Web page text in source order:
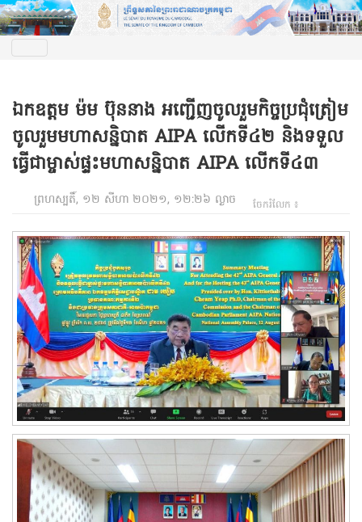
ឯកឧត្តម ម៉ម ប៊ុននាង អញ្ជើញចូលរួមកិច្ចប្រជុំត្រៀម
ចូលរួមមហាសន្និបាត AIPA លើកទី៤២ និងទទួល
ធ្វើជាម្ចាស់ផ្ទះមហាសន្និបាត AIPA លើកទី៤៣
ព្រហស្បតិ៍, ១២ សីហា ២០២១, ១២:២៦ ល្ងាច ចែករំលែក ៖